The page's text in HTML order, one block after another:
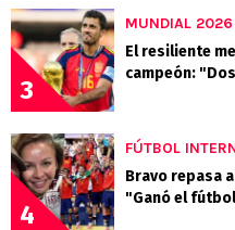
3
MUNDIAL 2026
El resiliente
campeón:
4
FÚTBOL
Bravo repasa
"Ganó el